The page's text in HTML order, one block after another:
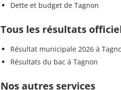
Dette et budget de Tagnon
Tous les résultats
Résultat municipale 2026 à
Résultats du bac à Tagnon
Nos autres services